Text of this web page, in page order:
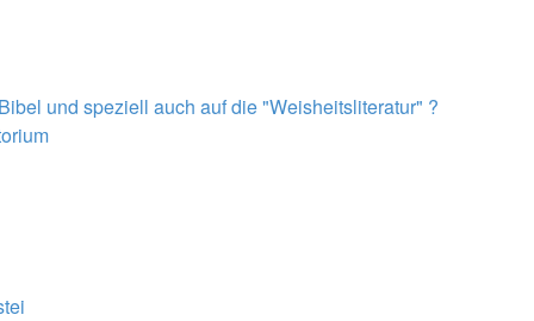
und speziell auch auf die "Weisheitsliteratur" ?